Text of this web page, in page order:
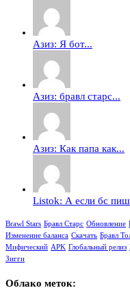
Азиз: Я бот...
Азиз: бравл старс...
Азиз: Как папа как...
Listok: А если бс
Brawl Stars Бравл Старс Обновление
Изменение баланса Скачать Бравл
Мифический APK Глобальный релиз
Зигги
Облако меток: